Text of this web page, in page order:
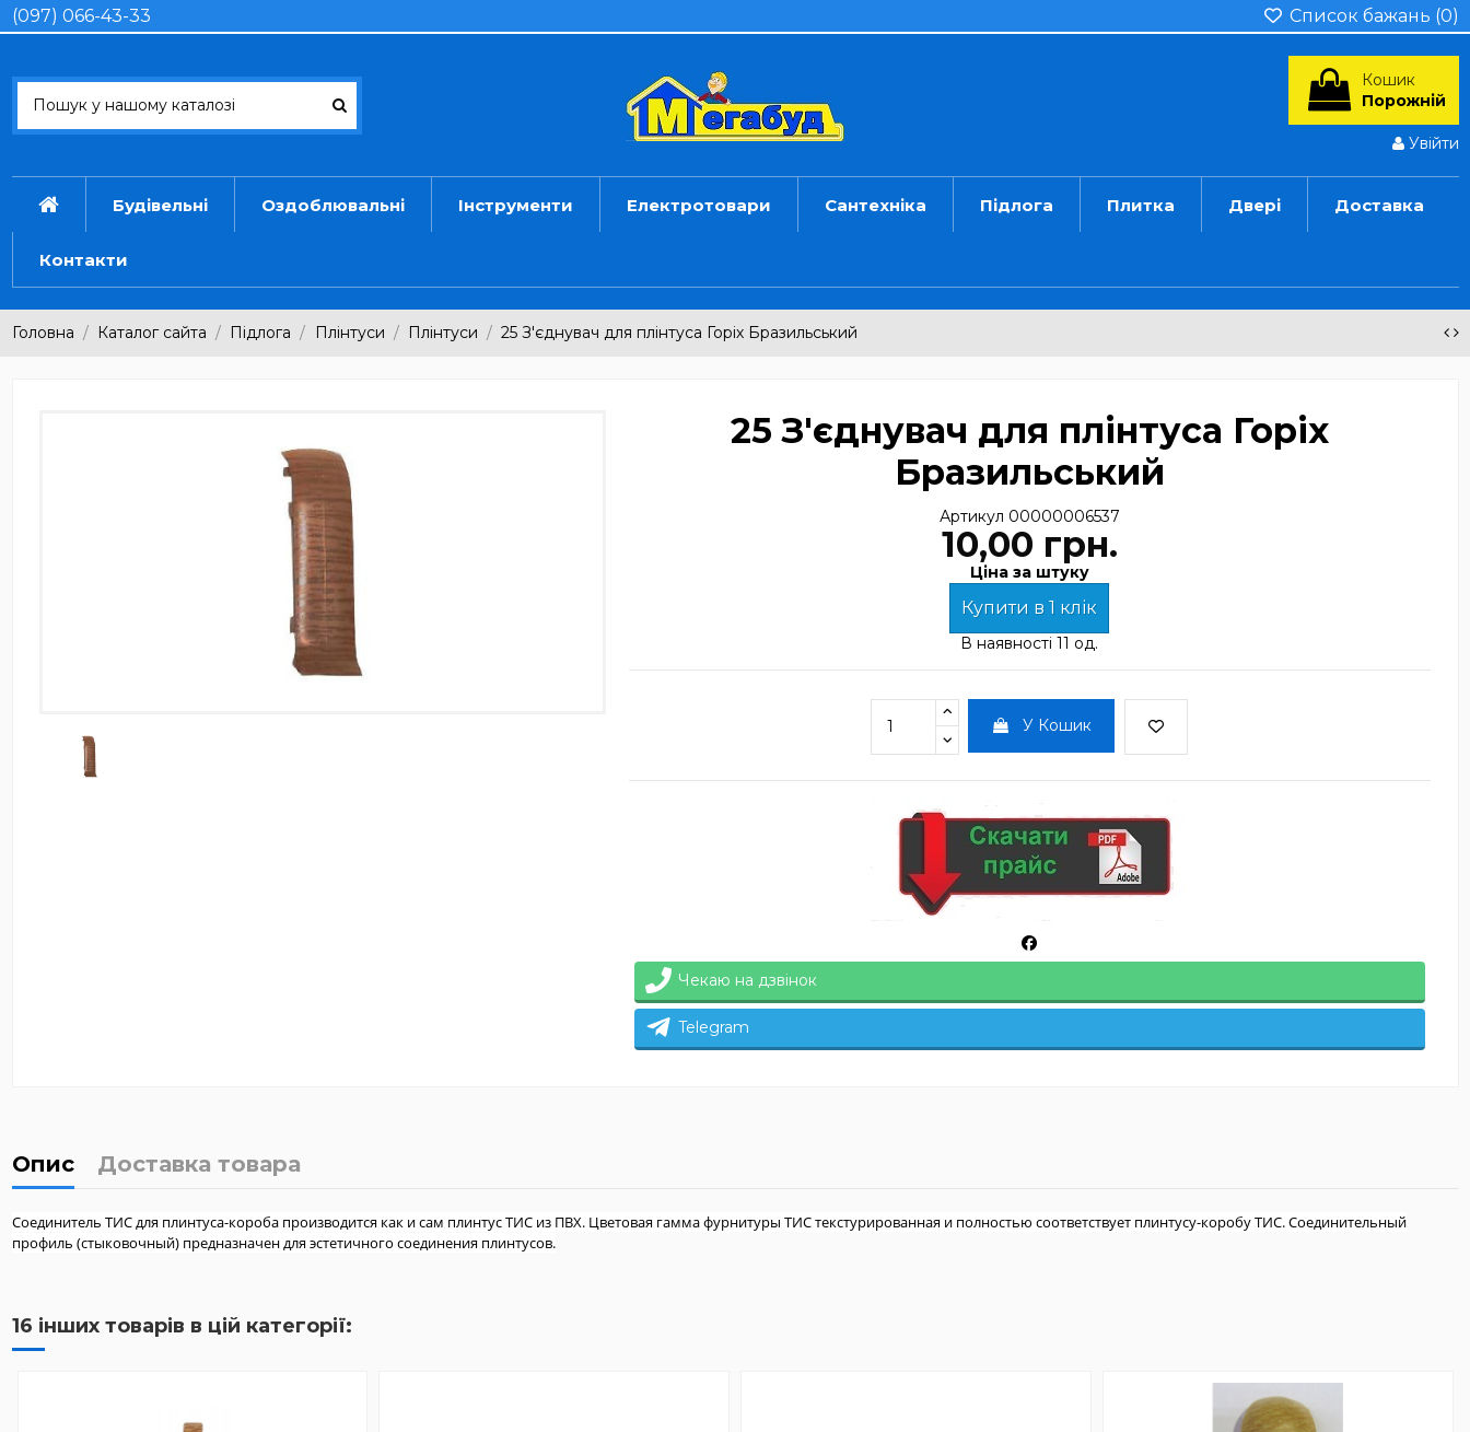
(097) 066-43-33 Список бажань (0)
Кошик
Порожній
Увійти
Будівельні Оздоблювальні Інструменти Електротовари Сантехніка Підлога Плитка Двері Доставка
Контакти
Головна Каталог сайта Підлога Плінтуси Плінтуси 25 З'єднувач для плінтуса Горіх Бразильський
25 З'єднувач для плінтуса Горіх
Бразильський
Артикул 00000006537
10,00 грн.
Ціна за штуку
Купити в 1 клік
В наявності 11 од.
У Кошик
Чекаю на дзвінок
Telegram
Опис Доставка товара
Соединитель ТИС для плинтуса-короба производится как и сам плинтус ТИС из ПВХ. Цветовая гамма фурнитуры ТИС текстурированная и полностью соответствует плинтусу-коробу ТИС. Соединительный
профиль (стыковочный) предназначен для эстетичного соединения плинтусов.
16 інших товарів в цій категорії: